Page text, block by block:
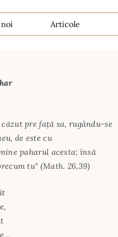
Articole
pre față sa, rugându-se
de este cu
paharul acesta; însă
tu“ (Math. 26,39)